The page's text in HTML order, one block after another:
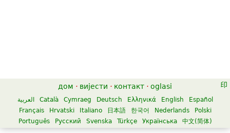
дом · вијести · контакт · oglasi
العربية Català Cymraeg Deutsch Ελληνικά English
Español
Français
Hrvatski Italiano 日本語 한국어 Nederlands
Polski
Português
Русский Svenska Türkçe Українська 中文(简体)